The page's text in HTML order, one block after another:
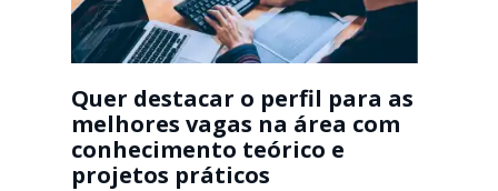
Quer destacar o perfil para as
melhores vagas na área com
conhecimento teórico e
projetos práticos